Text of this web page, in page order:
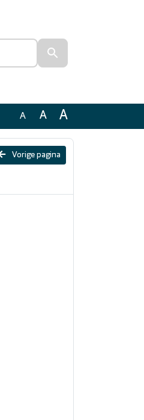
A A A
Vorige pagina